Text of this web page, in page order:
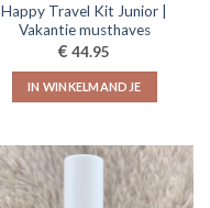
Happy Travel Kit Junior |
Vakantie musthaves
€ 44.95
IN WINKELMANDJE